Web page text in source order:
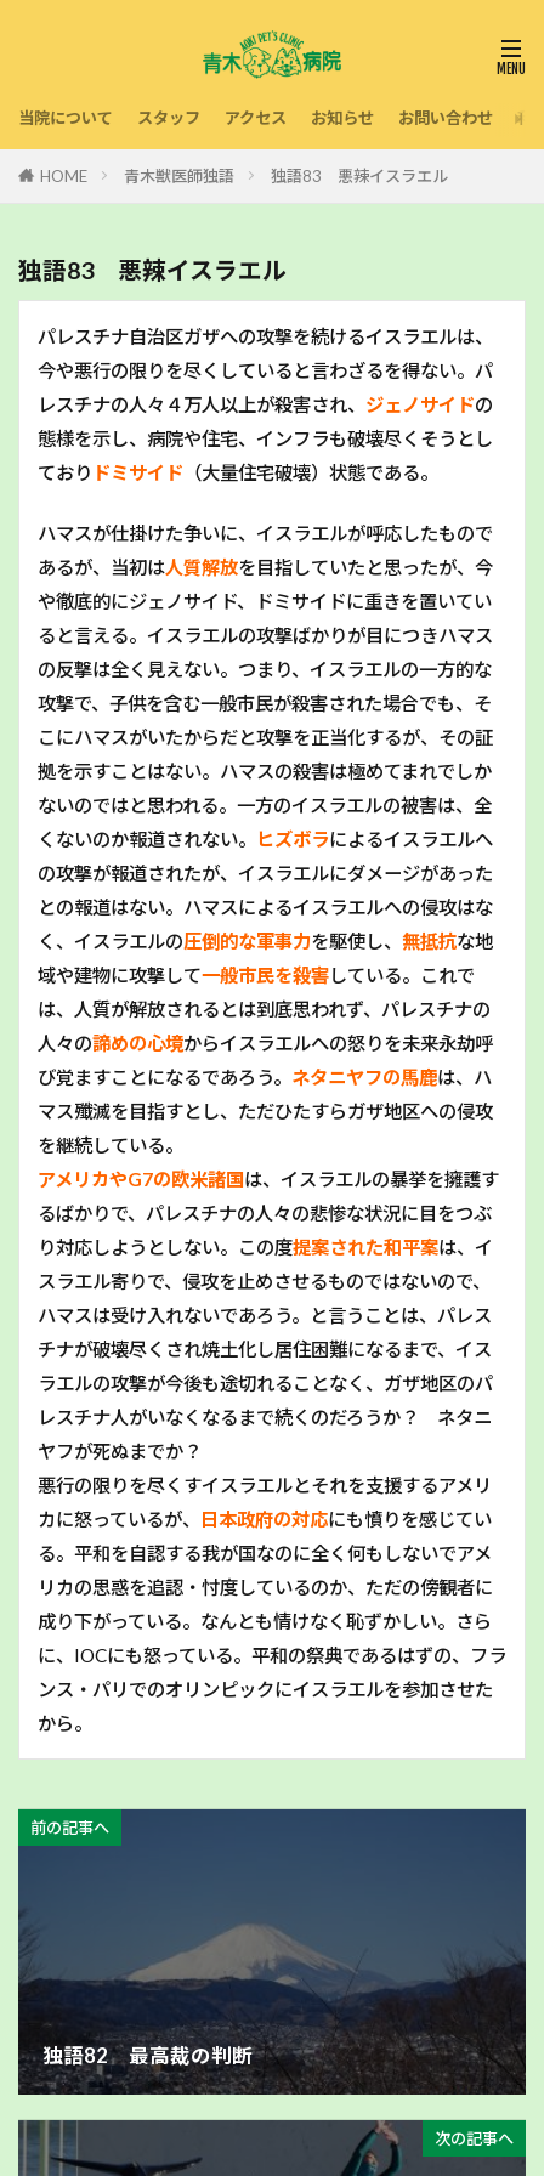
当院について スタッフ アクセス お知らせ お問い合わせ 利
HOME 青木獣医師独語 独語83 悪辣イスラエル
独語83 悪辣イスラエル
パレスチナ自治区ガザへの攻撃を続けるイスラエルは、
今や悪行の限りを尽くしていると言わざるを得ない。 パ
レスチナの人々４万人以上が殺害され、 ジェノサイドの
態様を示し、病院や住宅、インフラも破壊尽くそうとし
ており ドミサイド （大量住宅破壊）状態である。
ハマスが仕掛けた争いに、イスラエルが呼応したもので
あるが、当初は人質解放を目指していたと思ったが、今
や徹底的にジェノサイド、ドミサイドに重きを置いてい
ると言える。イスラエルの攻撃ばかりが目につきハマス
の反撃は全く見えない。つまり、イスラエルの一方的な
攻撃で、子供を含む一般市民が殺害された場合でも、そ
こにハマスがいたからだと攻撃を正当化するが、その証
拠を示すことはない。ハマスの殺害は極めてまれでしか
ないのではと思われる。一方のイスラエルの被害は、全
くないのか報道されない。
ヒズボラによるイスラエルへ
の攻撃が報道されたが、イスラエルにダメージがあった
との報道はない。ハマスによるイスラエルへの侵攻はな
く、イスラエルの圧倒的な軍事力を駆使し、 無抵抗な地
域や建物に攻撃して一般市民を殺害している。これで
は、人質が解放されるとは到底思われず、パレスチナの
人々の諦めの心境からイスラエルへの怒りを未来永劫呼
び覚ますことになるであろう。 ネタニヤフの馬鹿は、ハ
マス殲滅を目指すとし、ただひたすらガザ地区への侵攻
を継続している。
アメリカやG7の欧米諸国は、イスラエルの暴挙を擁護す
るばかりで、パレスチナの人々の悲惨な状況に目をつぶ
り対応しようとしない。この度提案された和平案は、イ
スラエル寄りで、侵攻を止めさせるものではないので、
ハマスは受け入れないであろう。と言うことは、パレス
チナが破壊尽くされ焼土化し居住困難になるまで、イス
ラエルの攻撃が今後も途切れることなく、ガザ地区のパ
レスチナ人がいなくなるまで続くのだろうか？ ネタニ
ヤフが死ぬまでか？
悪行の限りを尽くすイスラエルとそれを支援するアメリ
カに怒っているが、
日本政府の対応にも憤りを感じてい
る。平和を自認する我が国なのに全く何もしないでアメ
リカの思惑を追認・忖度しているのか、ただの傍観者に
成り下がっている。なんとも情けなく恥ずかしい。さら
に、IOCにも怒っている。平和の祭典であるはずの、フラ
ンス・パリでのオリンピックにイスラエルを参加させた
から。
前の記事へ
独語82 最高裁の判断
次の記事へ